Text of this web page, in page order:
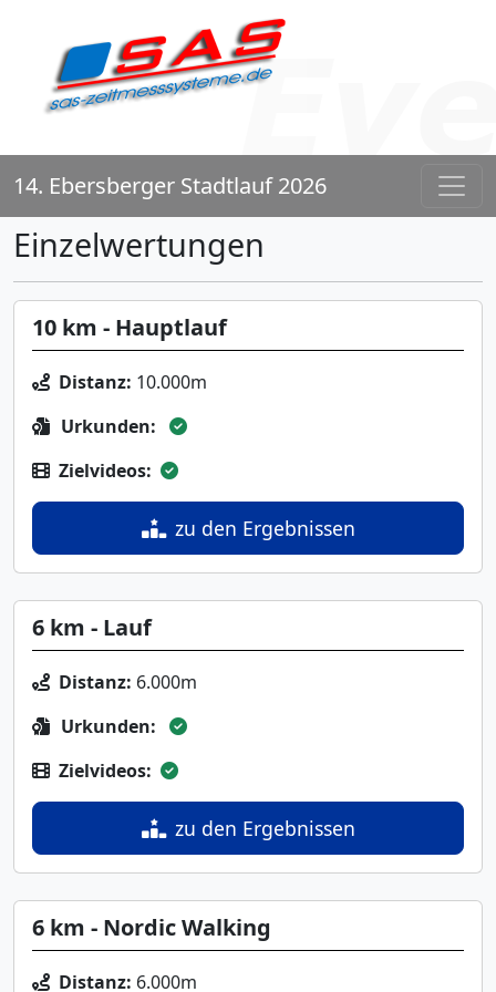
14. Ebersberger Stadtlauf 2026
Einzelwertungen
10 km - Hauptlauf
Distanz: 10.000m
Urkunden:
Zielvideos:
zu den Ergebnissen
6 km - Lauf
Distanz: 6.000m
Urkunden:
Zielvideos:
zu den Ergebnissen
6 km - Nordic Walking
Distanz: 6.000m